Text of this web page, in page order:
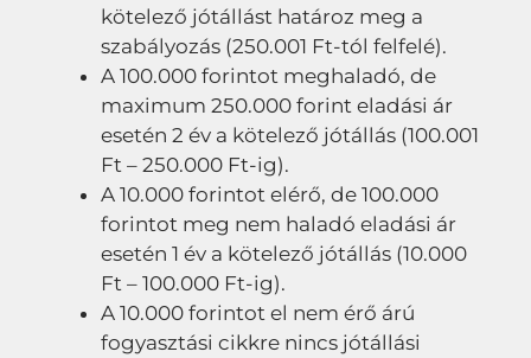
kötelező jótállást határoz meg a
szabályozás (250.001 Ft-tól felfelé).
A 100.000 forintot meghaladó, de
maximum 250.000 forint eladási ár
esetén 2 év a kötelező jótállás (100.001
Ft – 250.000 Ft-ig).
A 10.000 forintot elérő, de 100.000
forintot meg nem haladó eladási ár
esetén 1 év a kötelező jótállás (10.000
Ft – 100.000 Ft-ig).
A 10.000 forintot el nem érő árú
fogyasztási cikkre nincs jótállási